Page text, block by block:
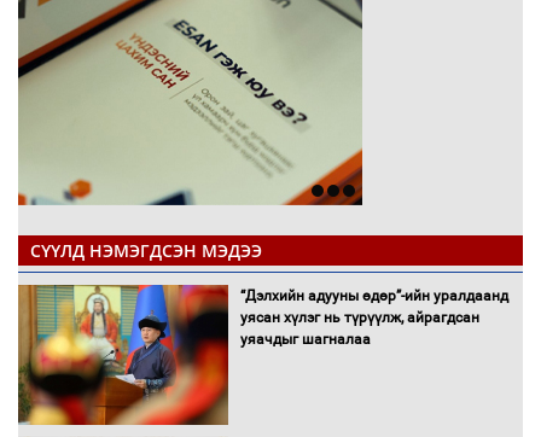
СҮҮЛД НЭМЭГДСЭН МЭДЭЭ
“Дэлхийн адууны өдөр”-ийн уралдаанд
уясан хүлэг нь түрүүлж, айрагдсан
уяачдыг шагналаа